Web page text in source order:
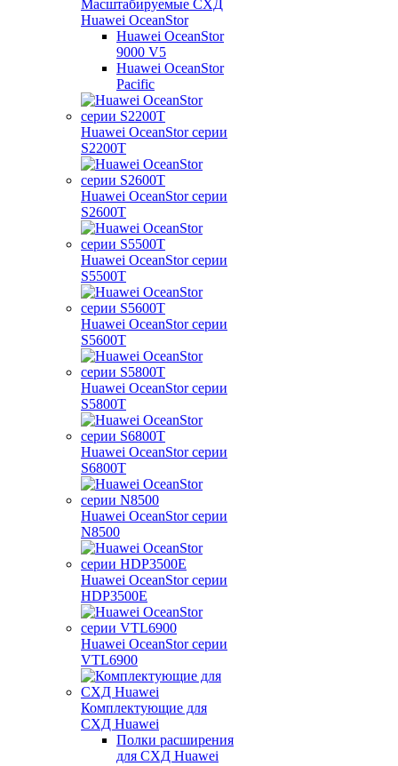
Масштабируемые СХД
Huawei OceanStor
Huawei OceanStor
9000 V5
Huawei OceanStor
Pacific
Huawei OceanStor серии
S2200T
Huawei OceanStor серии
S2600T
Huawei OceanStor серии
S5500T
Huawei OceanStor серии
S5600T
Huawei OceanStor серии
S5800T
Huawei OceanStor серии
S6800T
Huawei OceanStor серии
N8500
Huawei OceanStor серии
HDP3500E
Huawei OceanStor серии
VTL6900
Комплектующие для
СХД Huawei
Полки расширения
для СХД Huawei